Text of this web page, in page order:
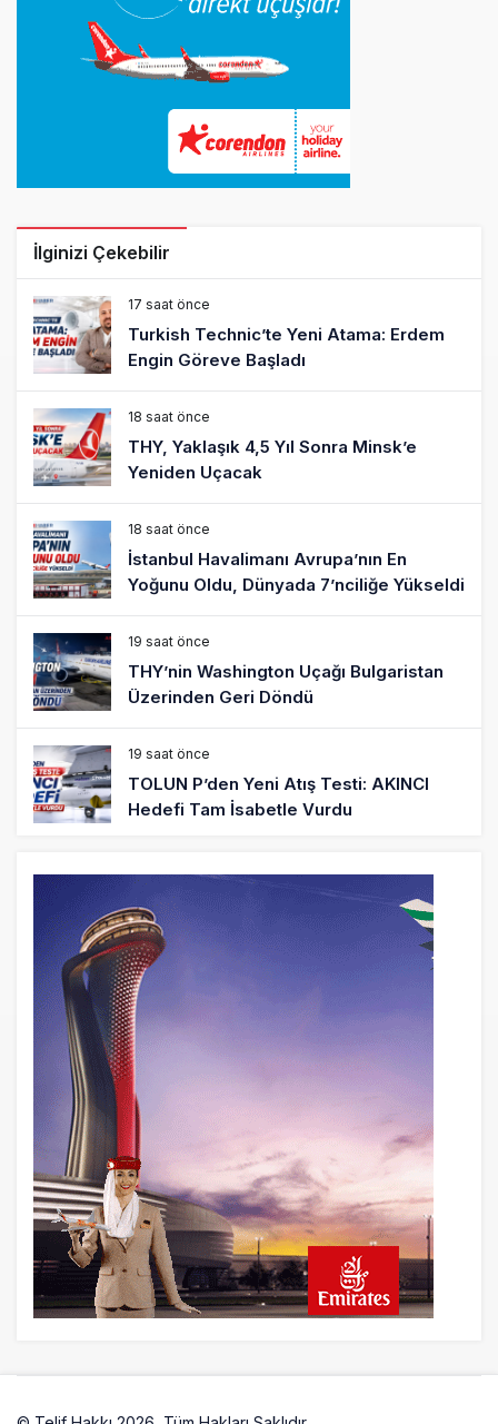
İlginizi Çekebilir
17 saat önce
Turkish Technic’te Yeni Atama: Erdem
Engin Göreve Başladı
18 saat önce
THY, Yaklaşık 4,5 Yıl Sonra Minsk’e
Yeniden Uçacak
18 saat önce
İstanbul Havalimanı Avrupa’nın En
Yoğunu Oldu, Dünyada 7’nciliğe Yükseldi
19 saat önce
THY’nin Washington Uçağı Bulgaristan
Üzerinden Geri Döndü
19 saat önce
TOLUN P’den Yeni Atış Testi: AKINCI
Hedefi Tam İsabetle Vurdu